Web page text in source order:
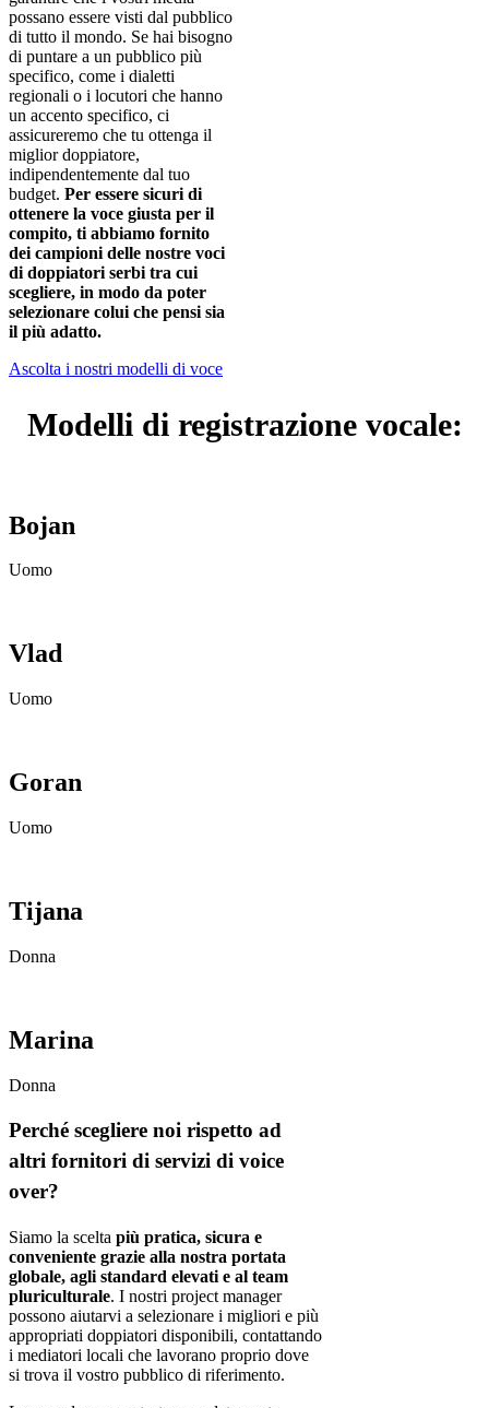
possano essere visti dal pubblico
di tutto il mondo. Se hai bisogno
di puntare a un pubblico più
specifico, come i dialetti
regionali o i locutori che hanno
un accento specifico, ci
assicureremo che tu ottenga il
miglior doppiatore,
indipendentemente dal tuo
budget. Per essere sicuri di
ottenere la voce giusta per il
compito, ti abbiamo fornito
dei campioni delle nostre voci
di doppiatori serbi tra cui
scegliere, in modo da poter
selezionare colui che pensi sia
il più adatto.
Ascolta i nostri modelli di voce
Modelli di registrazione vocale:
Bojan
Uomo
Vlad
Uomo
Goran
Uomo
Tijana
Donna
Marina
Donna
Perché scegliere noi rispetto ad
altri fornitori di servizi di voice
over?
Siamo la scelta più pratica, sicura e
conveniente grazie alla nostra portata
globale, agli standard elevati e al team
pluriculturale. I nostri project manager
possono aiutarvi a selezionare i migliori e più
appropriati doppiatori disponibili, contattando
i mediatori locali che lavorano proprio dove
si trova il vostro pubblico di riferimento.